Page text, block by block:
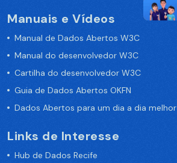
Manuais e Vídeos
Manual de Dados Abertos W3C
Manual do desenvolvedor W3C
Cartilha do desenvolvedor W3C
Guia de Dados Abertos OKFN
Dados Abertos para um dia a dia melhor
Links de Interesse
Hub de Dados Recife